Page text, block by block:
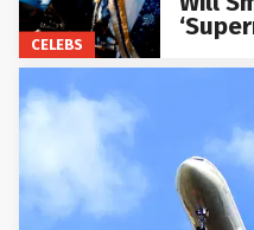
CELEBS